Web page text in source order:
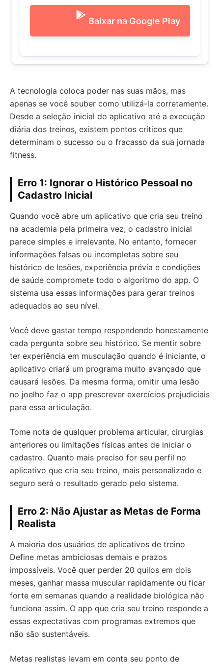
Baixar na Google Play
A tecnologia coloca poder nas suas mãos, mas
apenas se você souber como utilizá-la corretamente.
Desde a seleção inicial do aplicativo até a execução
diária dos treinos, existem pontos críticos que
determinam o sucesso ou o fracasso da sua jornada
fitness.
Erro 1: Ignorar o Histórico Pessoal no
Cadastro Inicial
Quando você abre um aplicativo que cria seu treino
na academia pela primeira vez, o cadastro inicial
parece simples e irrelevante. No entanto, fornecer
informações falsas ou incompletas sobre seu
histórico de lesões, experiência prévia e condições
de saúde compromete todo o algoritmo do app. O
sistema usa essas informações para gerar treinos
adequados ao seu nível.
Você deve gastar tempo respondendo honestamente
cada pergunta sobre seu histórico. Se mentir sobre
ter experiência em musculação quando é iniciante, o
aplicativo criará um programa muito avançado que
causará lesões. Da mesma forma, omitir uma lesão
no joelho faz o app prescrever exercícios prejudiciais
para essa articulação.
Tome nota de qualquer problema articular, cirurgias
anteriores ou limitações físicas antes de iniciar o
cadastro. Quanto mais preciso for seu perfil no
aplicativo que cria seu treino, mais personalizado e
seguro será o resultado gerado pelo sistema.
Erro 2: Não Ajustar as Metas de Forma
Realista
A maioria dos usuários de aplicativos de treino
Define metas ambiciosas demais e prazos
impossíveis. Você quer perder 20 quilos em dois
meses, ganhar massa muscular rapidamente ou ficar
forte em semanas quando a realidade biológica não
funciona assim. O app que cria seu treino responde a
essas expectativas com programas extremos que
não são sustentáveis.
Metas realistas levam em conta seu ponto de